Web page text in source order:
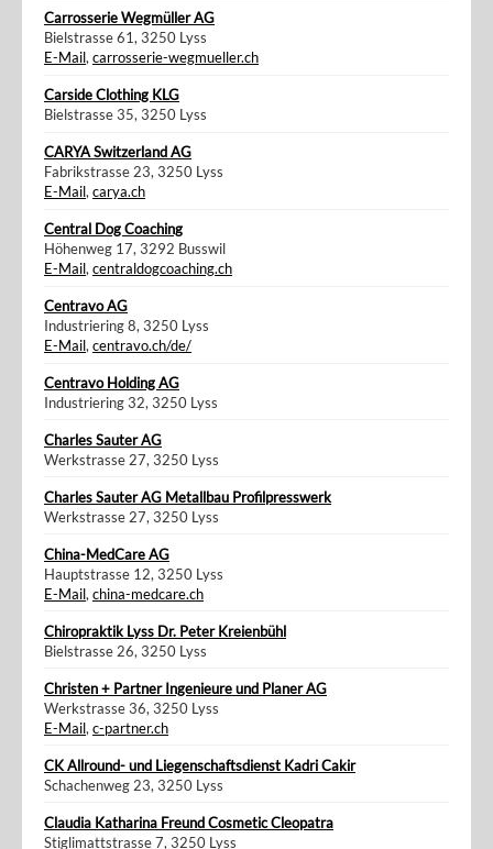
Carrosserie Wegmüller AG
Bielstrasse 61, 3250 Lyss
E-Mail,carrosserie-wegmueller.ch
Carside Clothing KLG
Bielstrasse 35, 3250 Lyss
CARYA Switzerland AG
Fabrikstrasse 23, 3250 Lyss
E-Mail, carya.ch
Central Dog Coaching
Höhenweg 17, 3292 Busswil
E-Mail, centraldogcoaching.ch
Centravo AG
Industriering 8, 3250 Lyss
E-Mail, centravo.ch/de/
Centravo Holding AG
Industriering 32, 3250 Lyss
Charles Sauter AG
Werkstrasse 27, 3250 Lyss
Charles Sauter AG Metallbau Profilpresswerk
Werkstrasse 27, 3250 Lyss
China-MedCare AG
Hauptstrasse 12, 3250 Lyss
E-Mail, china-medcare.ch
Chiropraktik Lyss Dr. Peter Kreienbühl
Bielstrasse 26, 3250 Lyss
Christen + Partner Ingenieure und Planer AG
Werkstrasse 36, 3250 Lyss
E-Mail, c-partner.ch
CK Allround- und Liegenschaftsdienst Kadri Cakir
Schachenweg 23, 3250 Lyss
Claudia Katharina Freund Cosmetic Cleopatra
Stiglimattstrasse 7, 3250 Lyss